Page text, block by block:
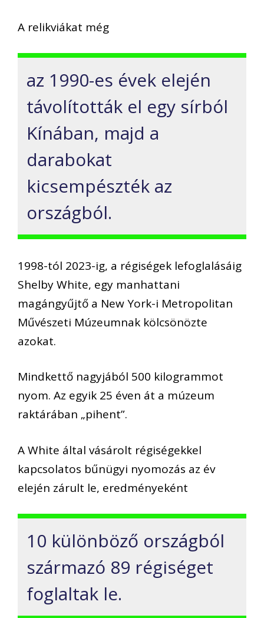
A relikviákat még
az 1990-es évek elején
távolították el egy sírból
Kínában, majd a
darabokat
kicsempészték az
országból.
1998-tól 2023-ig, a régiségek lefoglalásáig
Shelby White, egy manhattani
magángyűjtő a New York-i Metropolitan
Művészeti Múzeumnak kölcsönözte
azokat.
Mindkettő nagyjából 500 kilogrammot
nyom. Az egyik 25 éven át a múzeum
raktárában „pihent”.
A White által vásárolt régiségekkel
kapcsolatos bűnügyi nyomozás az év
elején zárult le, eredményeként
10 különböző országból
származó 89 régiséget
foglaltak le.